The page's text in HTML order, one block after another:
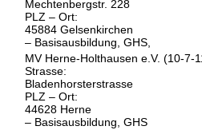
Mechtenbergstr. 228
PLZ – Ort:
45884 Gelsenkirchen
– Basisausbildung, GHS,
MV Herne-Holthausen e.V. (10-7-
Strasse:
Bladenhorsterstrasse
PLZ – Ort:
44628 Herne
– Basisausbildung, GHS